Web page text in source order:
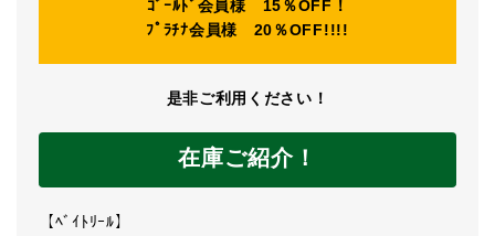
ｺﾞｰﾙﾄﾞ会員様 15％OFF！
ﾌﾟﾗﾁﾅ会員様 20％OFF!!!!
是非ご利用ください！
在庫ご紹介！
【ﾍﾞｲﾄﾘｰﾙ】